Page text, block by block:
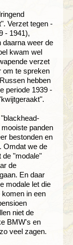
Verzet tegen -
- 1941),
daarna weer de
kwam wel
verzet
om te spreken
hebben
periode 1939 -
panden
bestonden en
Omdat we de
de "modale"
de
En daar
modale let die
komen in een
niet de
BMW's en
veel zagen.